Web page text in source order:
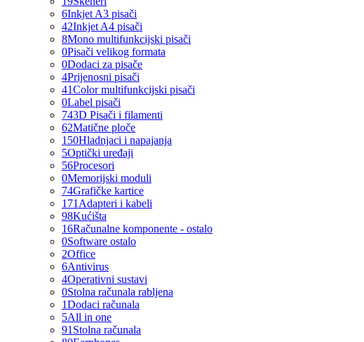
6Inkjet A3 pisači
42Inkjet A4 pisači
8Mono multifunkcijski pisači
0Pisači velikog formata
0Dodaci za pisače
4Prijenosni pisači
41Color multifunkcijski pisači
0Label pisači
743D Pisači i filamenti
62Matične ploče
150Hladnjaci i napajanja
5Optički uređaji
56Procesori
0Memorijski moduli
74Grafičke kartice
171 Adapteri i kabeli
98Kućišta
16Računalne komponente - ostalo
0Software ostalo
2Office
6Antivirus
4Operativni sustavi
0Stolna računala rabljena
1Dodaci računala
5All in one
91 Stolna računala